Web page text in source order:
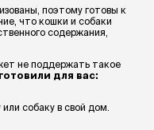
поэтому готовы к
что кошки и собаки
содержания,
не поддержать такое
для вас:
собаку в свой дом.